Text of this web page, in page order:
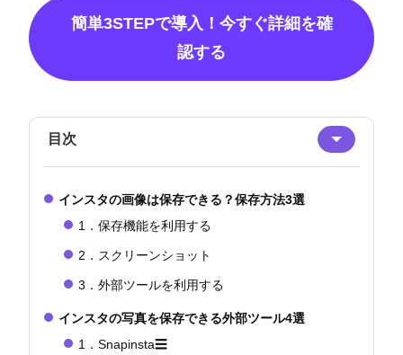
簡単3STEPで導入！今すぐ詳細を確
認する
目次
インスタの画像は保存できる？保存方法3選
1．保存機能を利用する
2．スクリーンショット
3．外部ツールを利用する
インスタの写真を保存できる外部ツール4選
1．Snapinsta☰